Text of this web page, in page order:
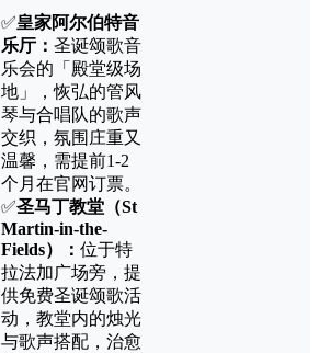
✅皇家阿尔伯特音
乐厅： 圣诞颂歌音
乐会的「殿堂级场
地」，恢弘的管风
琴与合唱队的歌声
交织，氛围庄重又
温馨，需提前1-2
个月在官网订票。
✅圣马丁教堂 （St
Martin-in-the-
Fields）： 位于特
拉法加广场旁，提
供免费圣诞颂歌活
动，教堂内的烛光
与歌声搭配，治愈